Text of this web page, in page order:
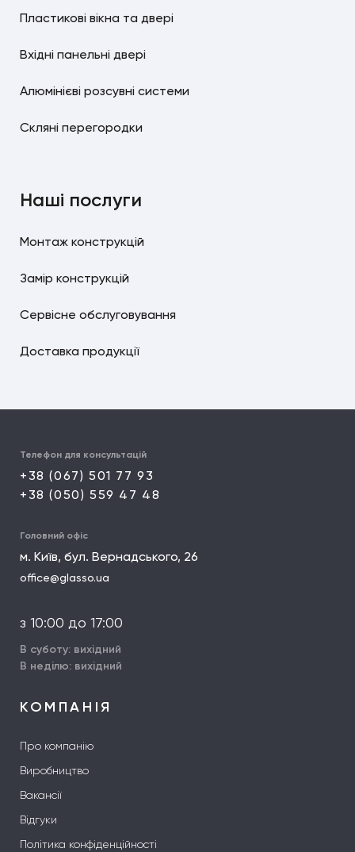
Пластикові вікна та двері
Вхідні панельні двері
Алюмінієві розсувні системи
Скляні перегородки
Наші послуги
Монтаж конструкцій
Замір конструкцій
Сервісне обслуговування
Доставка продукції
Телефон для консультацій
+38 (067) 501 77 93
+38 (050) 559 47 48
Головний офіс
м. Київ, бул. Вернадського, 26
office@glasso.ua
з 10:00 до 17:00
В суботу: вихідний
В неділю: вихідний
КОМПАНІЯ
Про компанію
Виробництво
Вакансії
Відгуки
Політика конфіденційності